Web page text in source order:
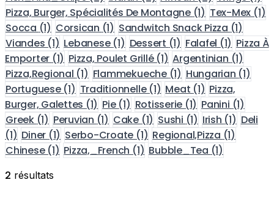
Pizza, Burger, Spécialités De Montagne (1) Tex-Mex (1)
Socca (1) Corsican (1) Sandwitch Snack Pizza (1)
Viandes (1) Lebanese (1) Dessert (1) Falafel (1) Pizza À
Emporter (1) Pizza, Poulet Grillé (1) Argentinian (1)
Pizza,Regional (1) Flammekueche (1) Hungarian (1)
Portuguese (1) Traditionnelle (1) Meat (1) Pizza,
Burger, Galettes (1) Pie (1) Rotisserie (1) Panini (1)
Greek (1) Peruvian (1) Cake (1) Sushi (1) Irish (1) Deli
(1) Diner (1) Serbo-Croate (1) Regional,Pizza (1)
Chinese (1) Pizza,_French (1) Bubble_Tea (1)
2 résultats